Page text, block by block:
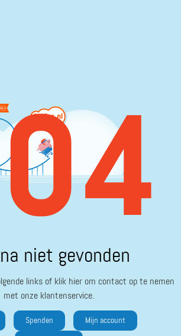
niet gevonden
links of klik hier om contact op te nemen
met onze klantenservice.
Spenden Mijn account